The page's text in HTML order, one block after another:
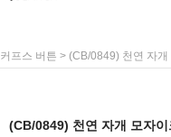
커프스 버튼 > (CB/0849) 천연 자
(CB/0849) 천연 자개 모자